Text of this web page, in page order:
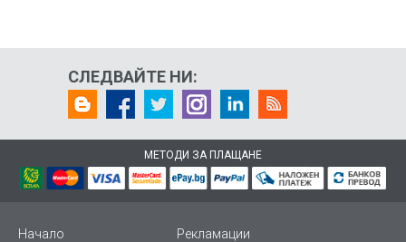
СЛЕДВАЙТЕ НИ:
МЕТОДИ ЗА ПЛАЩАНЕ
Начало
Рекламации